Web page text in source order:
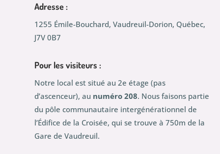
Adresse :
1255 Émile-Bouchard, Vaudreuil-Dorion, Québec,
J7V 0B7
Pour les visiteurs :
Notre local est situé au 2e étage (pas
d’ascenceur), au numéro 208. Nous faisons partie
du pôle communautaire intergénérationnel de
l’Édifice de la Croisée, qui se trouve à 750m de la
Gare de Vaudreuil.